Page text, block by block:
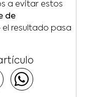
a evitar estos
de
el resultado pasa